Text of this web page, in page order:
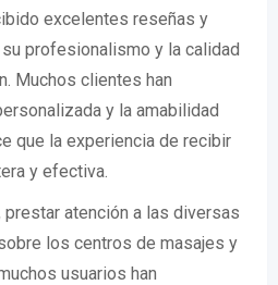
excelentes reseñas y
profesionalismo y la calidad
Muchos clientes han
y la amabilidad
que la experiencia de recibir
y efectiva.
prestar atención a las diversas
los centros de masajes y
usuarios han